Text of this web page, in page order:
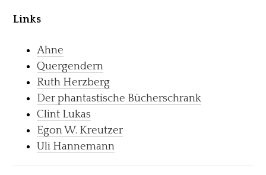
Links
Ahne
Quergendern
Ruth Herzberg
Der phantastische Bücherschrank
Clint Lukas
Egon W. Kreutzer
Uli Hannemann